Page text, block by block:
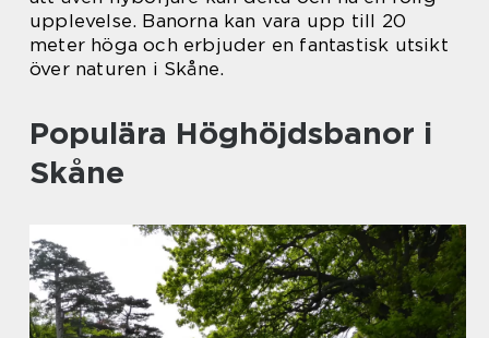
upplevelse. Banorna kan vara upp till 20
meter höga och erbjuder en fantastisk utsikt
över naturen i Skåne.
Populära Höghöjdsbanor i
Skåne